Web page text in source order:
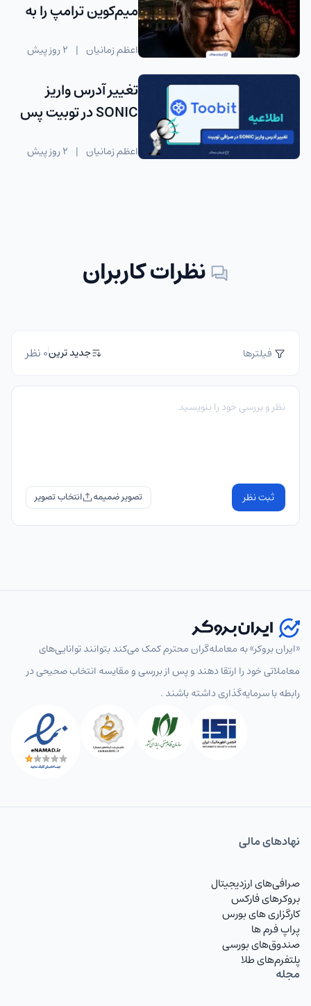
میم‌کوین ترامپ را به
کردند
اعظم زمانیان | 2 روز پیش
تغییر آدرس واریز
SONIC در توبیت پس
اعظم زمانیان | 2 روز پیش
نظرات کاربران
فیلترها جدید ترین0 نظر
ثبت نظر تصویر ضمیمه
«ایران بروکر» به معامله‌گران محترم کمک می‌کند بتوانند توانایی‌های
معاملاتی خود را ارتقا دهند و پس از بررسی و مقایسه انتخاب‌ صحیحی در
رابطه با سرمایه‌گذاری داشته باشند .
نهاد‌های مالی
صرافی‌های ارزدیجیتال
بروکرهای فارکس
کارگزاری های بورس
پراپ فرم ها
صندوق‌های بورسی
پلتفرم‌های طلا
مجله